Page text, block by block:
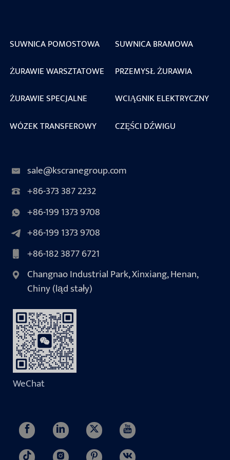
SUWNICA POMOSTOWA
SUWNICA BRAMOWA
ŻURAWIE WARSZTATOWE
PRZEMYSŁ ŻURAWIA
ŻURAWIE SPECJALNE
WCIĄGNIK ELEKTRYCZNY
WÓZEK TRANSFEROWY
CZĘŚCI DŹWIGU
sale@kscranegroup.com
+86-373 387 2232
+86-199 1373 9708
+86-199 1373 9708
+86-182 3877 6721
Changnao Industrial Park, Xinxiang, Henan,
Chiny (ląd stały)
WeChat